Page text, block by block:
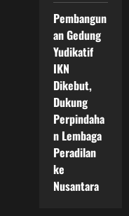
Pembangun
an Gedung
Yudikatif
IKN
Dikebut,
Dukung
Perpindaha
n Lembaga
Peradilan
ke
Nusantara